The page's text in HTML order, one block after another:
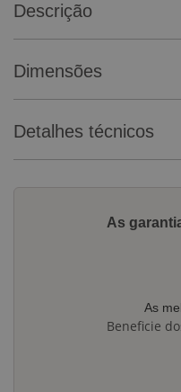
Descrição
Dimensões
Detalhes técnicos
As
As
Beneficie